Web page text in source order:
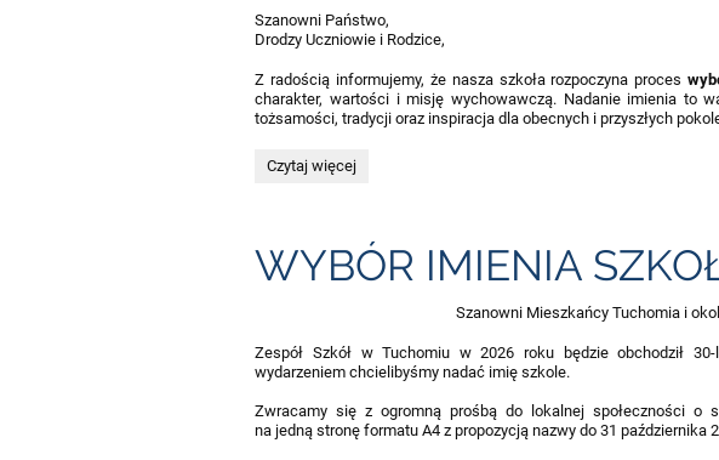
Szanowni Państwo,
Drodzy Uczniowie i Rodzice,
Z radością informujemy, że nasza szkoła rozpoczyna proces
charakter, wartości i misję wychowawczą. Nadanie imienia to
tożsamości, tradycji oraz inspiracja dla obecnych i przyszłych
WYBÓR
Czytaj więcej
WYBÓR IMIENIA
Szanowni Mieszkańcy Tuchomia i
Zespół Szkół w Tuchomiu w 2026 roku będzie obchodził
wydarzeniem chcielibyśmy nadać imię szkole.
Zwracamy się z ogromną prośbą do lokalnej społeczności o
na jedną stronę formatu A4 z propozycją nazwy do 31 października